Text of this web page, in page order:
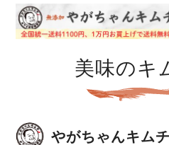
美味のキ
やがちゃんキム